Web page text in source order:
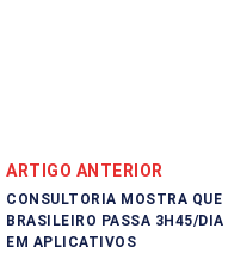
ARTIGO ANTERIOR
CONSULTORIA MOSTRA QUE
BRASILEIRO PASSA 3H45/DIA
EM APLICATIVOS